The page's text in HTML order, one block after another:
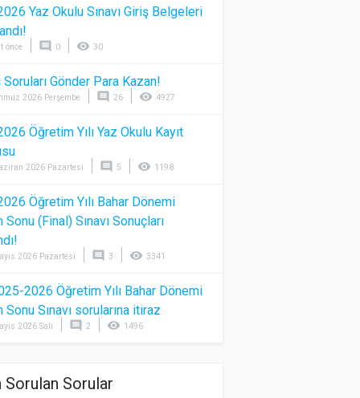
Yaz Okulu Sınavı Giriş Belgeleri
önce comment 0 visibility 30
Soruları Gönder Para Kazan!
2026 Perşembe comment 26 visibility 4927
Öğretim Yılı Yaz Okulu Kayıt
2026 Pazartesi comment 5 visibility 1198
Öğretim Yılı Bahar Dönemi
Sonu (Final) Sınavı Sonuçları
2026 Pazartesi comment 3 visibility 3341
2026 Öğretim Yılı Bahar Dönemi
Sonu Sınavı sorularına itiraz
2026 Salı comment 2 visibility 1496
Sorulan Sorular